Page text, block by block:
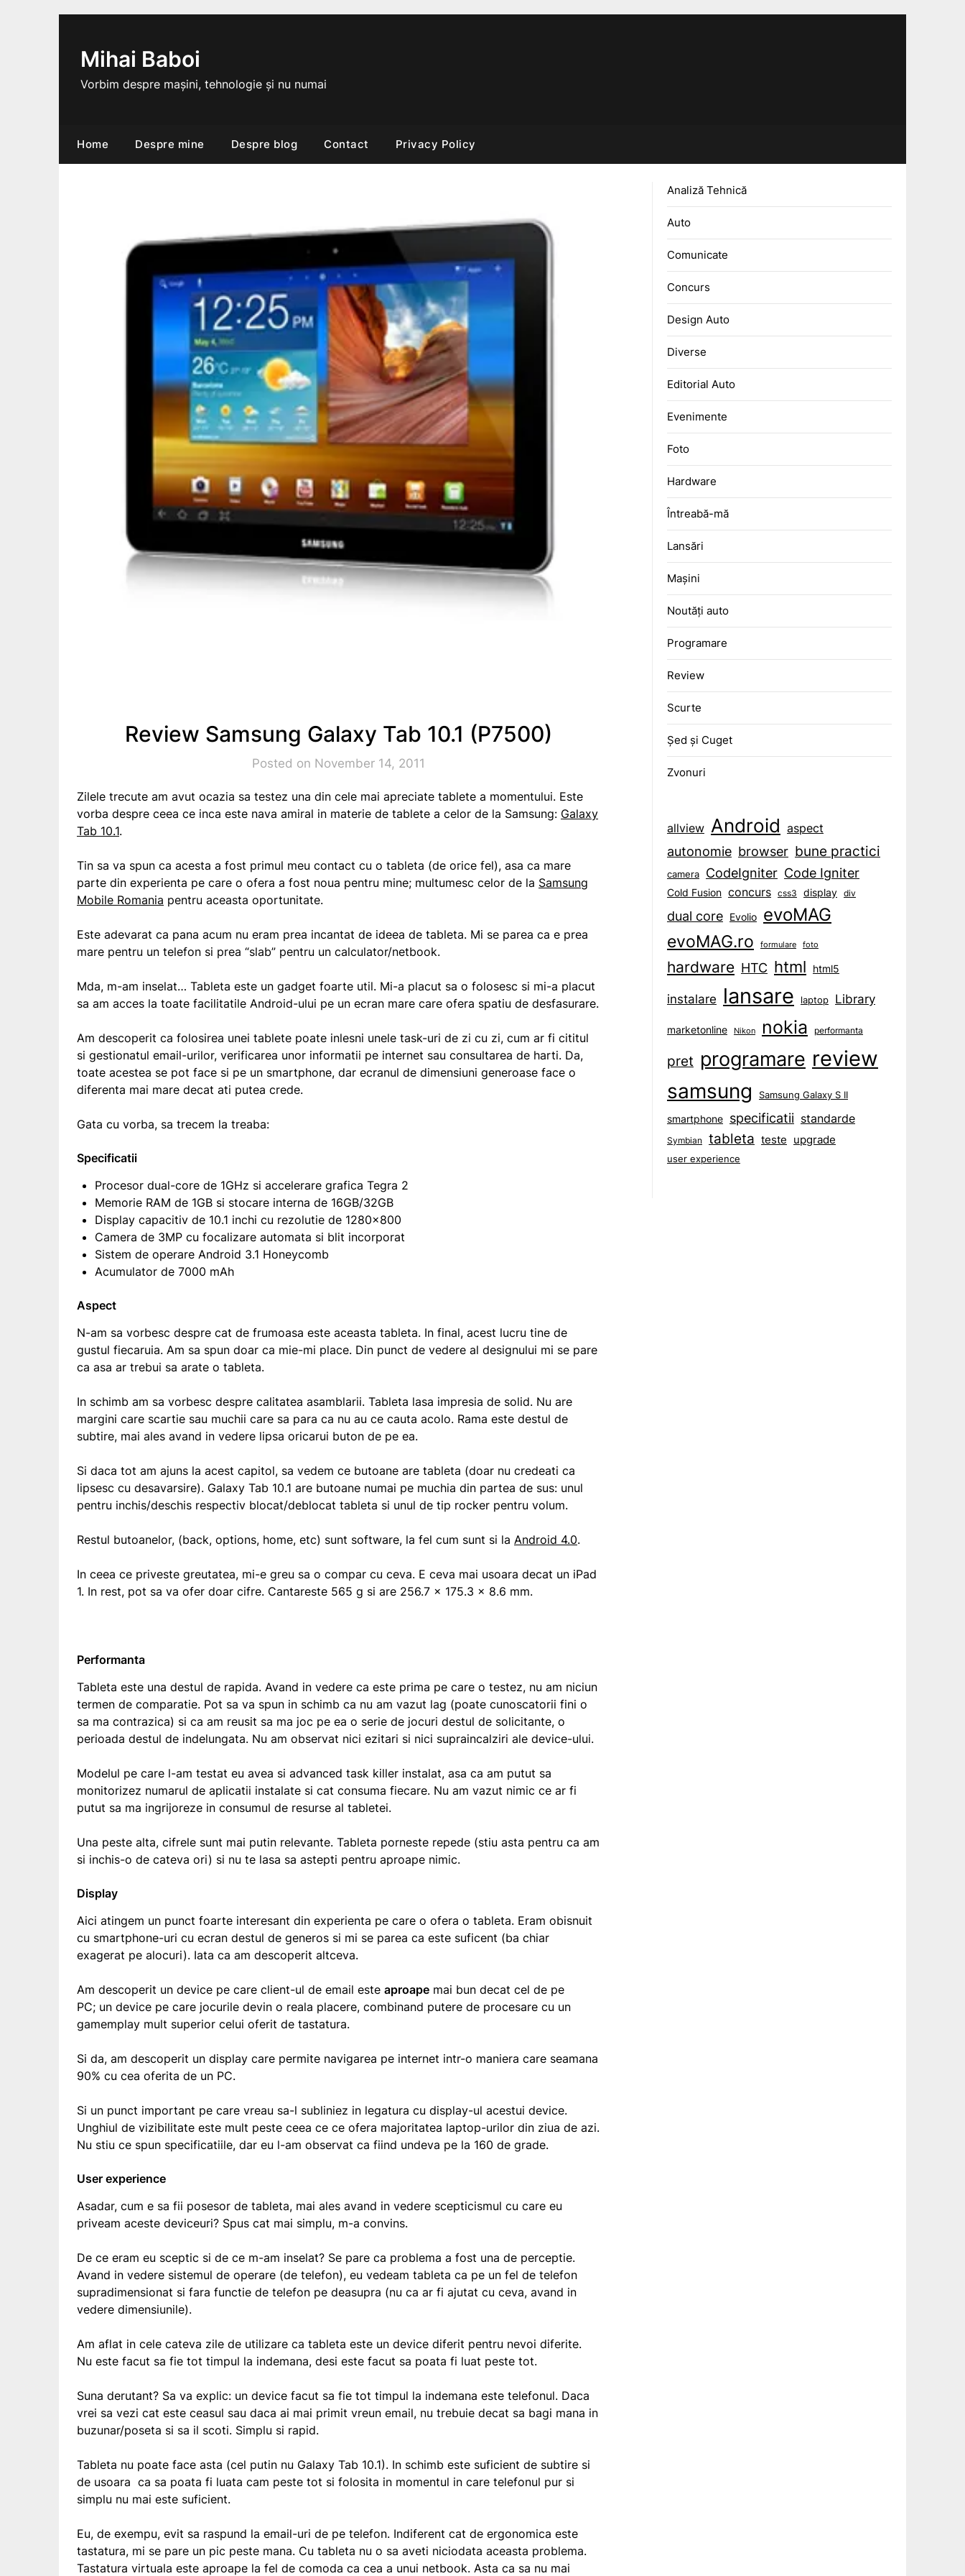
Mihai Baboi
Vorbim despre mașini, tehnologie și nu numai
Home Despre mine Despre blog Contact Privacy Policy
Review Samsung Galaxy Tab 10.1 (P7500)
Posted on November 14, 2011
Zilele trecute am avut ocazia sa testez una din cele mai apreciate tablete a momentului. Este
vorba despre ceea ce inca este nava amiral in materie de tablete a celor de la Samsung: Galaxy
Tab 10.1.
Tin sa va spun ca acesta a fost primul meu contact cu o tableta (de orice fel), asa ca mare
parte din experienta pe care o ofera a fost noua pentru mine; multumesc celor de la Samsung
Mobile Romania pentru aceasta oportunitate.
Este adevarat ca pana acum nu eram prea incantat de ideea de tableta. Mi se parea ca e prea
mare pentru un telefon si prea “slab” pentru un calculator/netbook.
Mda, m-am inselat… Tableta este un gadget foarte util. Mi-a placut sa o folosesc si mi-a placut
sa am acces la toate facilitatile Android-ului pe un ecran mare care ofera spatiu de desfasurare.
Am descoperit ca folosirea unei tablete poate inlesni unele task-uri de zi cu zi, cum ar fi cititul
si gestionatul email-urilor, verificarea unor informatii pe internet sau consultarea de harti. Da,
toate acestea se pot face si pe un smartphone, dar ecranul de dimensiuni generoase face o
diferenta mai mare decat ati putea crede.
Gata cu vorba, sa trecem la treaba:
Specificatii
Procesor dual-core de 1GHz si accelerare grafica Tegra 2
Memorie RAM de 1GB si stocare interna de 16GB/32GB
Display capacitiv de 10.1 inchi cu rezolutie de 1280×800
Camera de 3MP cu focalizare automata si blit incorporat
Sistem de operare Android 3.1 Honeycomb
Acumulator de 7000 mAh
Aspect
N-am sa vorbesc despre cat de frumoasa este aceasta tableta. In final, acest lucru tine de
gustul fiecaruia. Am sa spun doar ca mie-mi place. Din punct de vedere al designului mi se pare
ca asa ar trebui sa arate o tableta.
In schimb am sa vorbesc despre calitatea asamblarii. Tableta lasa impresia de solid. Nu are
margini care scartie sau muchii care sa para ca nu au ce cauta acolo. Rama este destul de
subtire, mai ales avand in vedere lipsa oricarui buton de pe ea.
Si daca tot am ajuns la acest capitol, sa vedem ce butoane are tableta (doar nu credeati ca
lipsesc cu desavarsire). Galaxy Tab 10.1 are butoane numai pe muchia din partea de sus: unul
pentru inchis/deschis respectiv blocat/deblocat tableta si unul de tip rocker pentru volum.
Restul butoanelor, (back, options, home, etc) sunt software, la fel cum sunt si la Android 4.0.
In ceea ce priveste greutatea, mi-e greu sa o compar cu ceva. E ceva mai usoara decat un iPad
1. In rest, pot sa va ofer doar cifre. Cantareste 565 g si are 256.7 x 175.3 x 8.6 mm.
Performanta
Tableta este una destul de rapida. Avand in vedere ca este prima pe care o testez, nu am niciun
termen de comparatie. Pot sa va spun in schimb ca nu am vazut lag (poate cunoscatorii fini o
sa ma contrazica) si ca am reusit sa ma joc pe ea o serie de jocuri destul de solicitante, o
perioada destul de indelungata. Nu am observat nici ezitari si nici supraincalziri ale device-ului.
Modelul pe care l-am testat eu avea si advanced task killer instalat, asa ca am putut sa
monitorizez numarul de aplicatii instalate si cat consuma fiecare. Nu am vazut nimic ce ar fi
putut sa ma ingrijoreze in consumul de resurse al tabletei.
Una peste alta, cifrele sunt mai putin relevante. Tableta porneste repede (stiu asta pentru ca am
si inchis-o de cateva ori) si nu te lasa sa astepti pentru aproape nimic.
Display
Aici atingem un punct foarte interesant din experienta pe care o ofera o tableta. Eram obisnuit
cu smartphone-uri cu ecran destul de generos si mi se parea ca este suficent (ba chiar
exagerat pe alocuri). Iata ca am descoperit altceva.
Am descoperit un device pe care client-ul de email este aproape mai bun decat cel de pe
PC; un device pe care jocurile devin o reala placere, combinand putere de procesare cu un
gamemplay mult superior celui oferit de tastatura.
Si da, am descoperit un display care permite navigarea pe internet intr-o maniera care seamana
90% cu cea oferita de un PC.
Si un punct important pe care vreau sa-l subliniez in legatura cu display-ul acestui device.
Unghiul de vizibilitate este mult peste ceea ce ce ofera majoritatea laptop-urilor din ziua de azi.
Nu stiu ce spun specificatiile, dar eu l-am observat ca fiind undeva pe la 160 de grade.
User experience
Asadar, cum e sa fii posesor de tableta, mai ales avand in vedere scepticismul cu care eu
priveam aceste deviceuri? Spus cat mai simplu, m-a convins.
De ce eram eu sceptic si de ce m-am inselat? Se pare ca problema a fost una de perceptie.
Avand in vedere sistemul de operare (de telefon), eu vedeam tableta ca pe un fel de telefon
supradimensionat si fara functie de telefon pe deasupra (nu ca ar fi ajutat cu ceva, avand in
vedere dimensiunile).
Am aflat in cele cateva zile de utilizare ca tableta este un device diferit pentru nevoi diferite.
Nu este facut sa fie tot timpul la indemana, desi este facut sa poata fi luat peste tot.
Suna derutant? Sa va explic: un device facut sa fie tot timpul la indemana este telefonul. Daca
vrei sa vezi cat este ceasul sau daca ai mai primit vreun email, nu trebuie decat sa bagi mana in
buzunar/poseta si sa il scoti. Simplu si rapid.
Tableta nu poate face asta (cel putin nu Galaxy Tab 10.1). In schimb este suficient de subtire si
de usoara ca sa poata fi luata cam peste tot si folosita in momentul in care telefonul pur si
simplu nu mai este suficient.
Eu, de exempu, evit sa raspund la email-uri de pe telefon. Indiferent cat de ergonomica este
tastatura, mi se pare un pic peste mana. Cu tableta nu o sa aveti niciodata aceasta problema.
Tastatura virtuala este aproape la fel de comoda ca cea a unui netbook. Asta ca sa nu mai
Analiză Tehnică
Auto
Comunicate
Concurs
Design Auto
Diverse
Editorial Auto
Evenimente
Foto
Hardware
Întreabă-mă
Lansări
Mașini
Noutăți auto
Programare
Review
Scurte
Șed și Cuget
Zvonuri
allview Android aspect
autonomie browser bune practici
camera CodeIgniter Code Igniter
Cold Fusion concurs css3 display div
dual core Evolio evoMAG
evoMAG.ro formulare foto
hardware HTC html html5
instalare lansare laptop Library
marketonline Nikon nokia performanta
pret programare review
samsung Samsung Galaxy S II
smartphone specificatii standarde
Symbian tableta teste upgrade
user experience